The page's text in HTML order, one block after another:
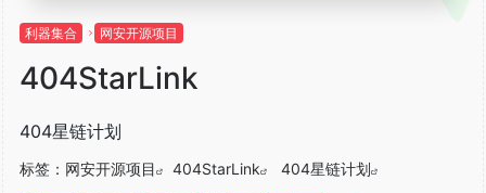
利器集合 网安开源项目
404StarLink
404星链计划
标签： 网安开源项目 404StarLink
404星链计划